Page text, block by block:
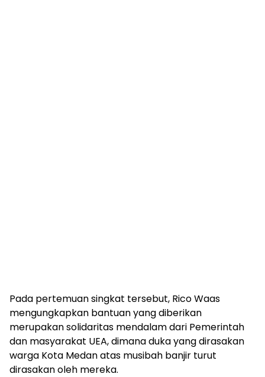
Pada pertemuan singkat tersebut, Rico Waas
mengungkapkan bantuan yang diberikan
merupakan solidaritas mendalam dari Pemerintah
dan masyarakat UEA, dimana duka yang dirasakan
warga Kota Medan atas musibah banjir turut
dirasakan oleh mereka.